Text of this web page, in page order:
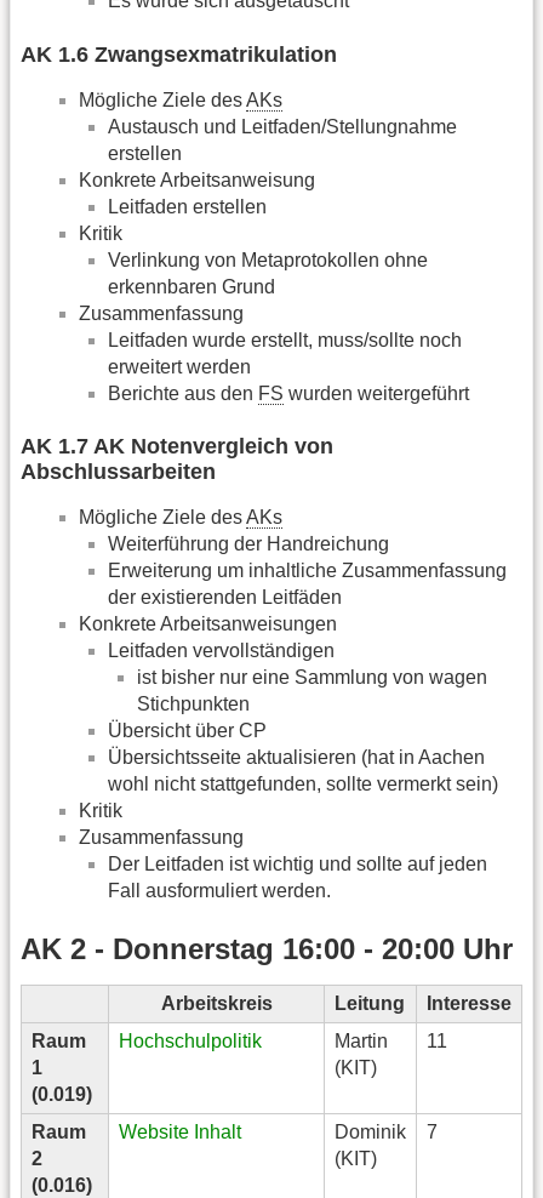
AK 1.6 Zwangsexmatrikulation
Mögliche Ziele desAKs
Austausch und Leitfaden/Stellungnahme
erstellen
Konkrete Arbeitsanweisung
Leitfaden erstellen
Kritik
Verlinkung von Metaprotokollen ohne
erkennbaren Grund
Zusammenfassung
Leitfaden wurde erstellt, muss/sollte noch
erweitert werden
Berichte aus den FS wurden weitergeführt
AK 1.7 AK Notenvergleich von
Abschlussarbeiten
Mögliche Ziele desAKs
Weiterführung der Handreichung
Erweiterung um inhaltliche Zusammenfassung
der existierenden Leitfäden
Konkrete Arbeitsanweisungen
Leitfaden vervollständigen
ist bisher nur eine Sammlung von wagen
Stichpunkten
Übersicht über CP
Übersichtsseite aktualisieren (hat in Aachen
wohl nicht stattgefunden, sollte vermerkt sein)
Kritik
Zusammenfassung
Der Leitfaden ist wichtig und sollte auf jeden
Fall ausformuliert werden.
AK 2 - Donnerstag 16:00 - 20:00 Uhr
Arbeitskreis Leitung
Interesse
Raum
1
(0.019)
Hochschulpolitik
Martin
(KIT)
11
Raum
2
(0.016)
Website Inhalt
Dominik
(KIT)
7